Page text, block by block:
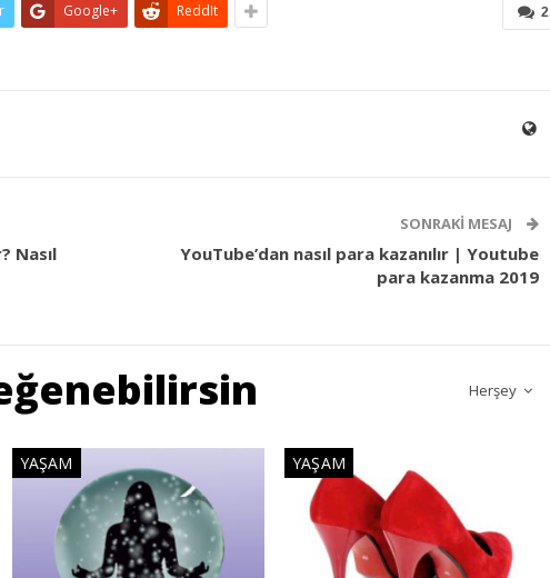
2
Google+ ReddIt
Nasıl
SONRAKI MESAJ
YouTube’dan nasıl para kazanılır | Youtube
para kazanma 2019
Herşey
YAŞAM YAŞAM